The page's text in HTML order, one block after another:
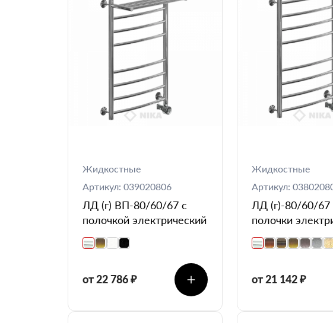
Жидкостные
Артикул: 039020806
ЛД (г) ВП-80/60/67 с
полочкой электрический
от 22 786 ₽
Жидкостные
Артикул:
ЛД (г)-80/60/67
полочки
от 21 142 ₽